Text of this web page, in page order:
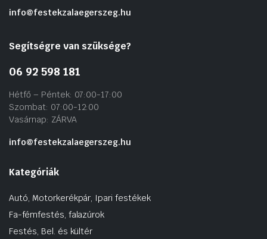
info@festekzalaegerszeg.hu
Segítségre van szüksége?
06 92 598 181
Hétfő – Péntek: 07:00-17:00
Szombat: 07:00-12:00
Vasárnap: ZÁRVA
info@festekzalaegerszeg.hu
Kategóriák
Autó, Motorkerékpár, Ipari festékek
Fa-fémfestés, falazúrok
Festés, Bel. és kültér